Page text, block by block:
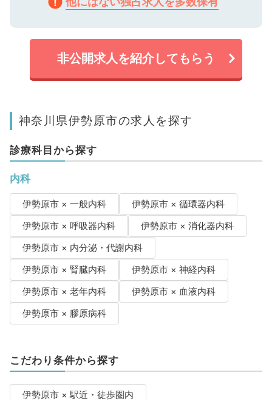
非公開求人を紹介してもらう
神奈川県伊勢原市の求人を探す
診療科目から探す
内科
伊勢原市 × 一般内科
伊勢原市 × 循環器内科
伊勢原市 × 呼吸器内科
伊勢原市 × 消化器内科
伊勢原市 × 内分泌・代謝内科
伊勢原市 × 腎臓内科
伊勢原市 × 神経内科
伊勢原市 × 老年内科
伊勢原市 × 血液内科
伊勢原市 × 膠原病科
こだわり条件から探す
伊勢原市 × 駅近・徒歩圏内